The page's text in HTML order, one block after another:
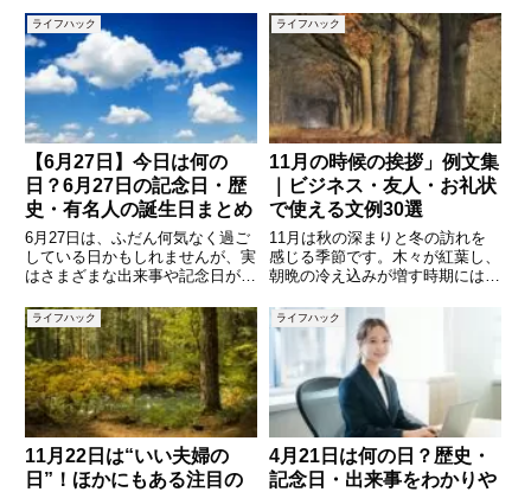
におすすめなのが「ジャンプ運
動」です。ジャンプは特別な道具
も広いスペースも必要なく、自宅
のちょっとした空間でできるシン
プルな
モンの日」や「博士の日」など、
食べ物や学問に関するユニークな
記念日が制定されており、日本や
世界で起きた出来事にも注目が集
ライフハック
【6月27日】今日は何の
日？6月27日の記念日・歴
史・有名人の誕生日まとめ
6月27日は、ふだん何気なく過ご
している日かもしれませんが、実
はさまざまな出来事や記念日が詰
の記事では「今日は何の日？」と
いうテーマで、6月27日にまつわ
る記念日、過去の出来事、そして
誕生日を迎える有名人などを
ライフハック
11月の時候の挨拶」例文集
｜ビジネス・友人・お礼状
で使える文例30選
11月は秋の深まりと冬の訪れを
感じる季節です。木々が紅葉し、
朝晩の冷え込みが増す時期には、
拶」がぴったりです。ビジネスメ
ールやお礼状、年末のご挨拶な
ど、さまざまな場面で使える時候
の挨拶を知っておくと、文章全体
の
ライフハック
11月22日は“いい夫婦の
日”！ほかにもある注目の
ライフハック
4月21日は何の日？歴史・
記念日・出来事をわかりや